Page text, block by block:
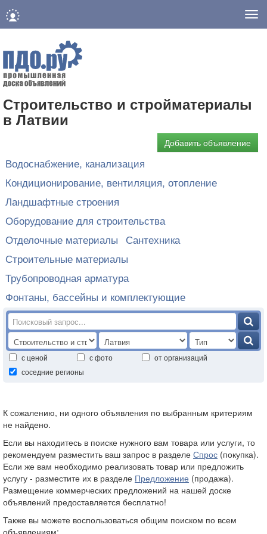
Строительство и стройматериалы
в Латвии
Добавить объявление
Водоснабжение, канализация
Кондиционирование, вентиляция, отопление
Ландшафтные строения
Оборудование для строительства
Отделочные материалы Сантехника
Строительные материалы
Трубопроводная арматура
Фонтаны, бассейны и комплектующие
с ценой с фото
от организаций
соседние регионы
К сожалению, ни одного объявления по выбранным критериям
не найдено.
Если вы находитесь в поиске нужного вам товара или услуги, то
рекомендуем разместить ваш запрос в разделе Спрос (покупка).
Если же вам необходимо реализовать товар или предложить
услугу - разместите их в разделе Предложение (продажа).
Размещение коммерческих предложений на нашей доске
объявлений предоставляется бесплатно!
Также вы можете воспользоваться общим поиском по всем
объявлениям: